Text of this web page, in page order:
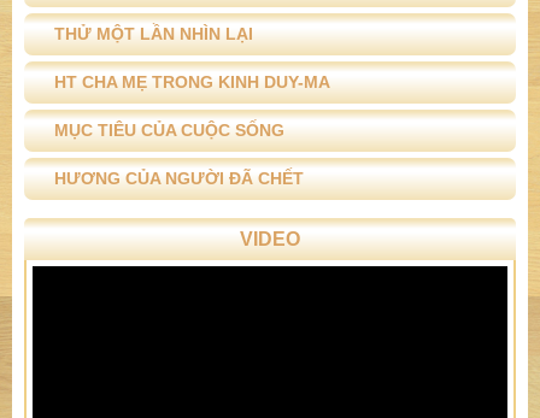
THỬ MỘT LẦN NHÌN LẠI
HT CHA MẸ TRONG KINH DUY-MA
MỤC TIÊU CỦA CUỘC SỐNG
HƯƠNG CỦA NGƯỜI ĐÃ CHẾT
VIDEO